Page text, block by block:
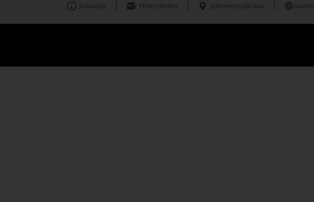
Julkaisija Yhteystiedot Jälleenmyyjähaku Suomi